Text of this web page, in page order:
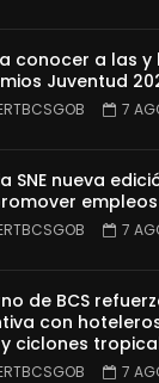
conocer a las
Juventud
7
SNE nueva
7
de BCS
con
ciclones
7